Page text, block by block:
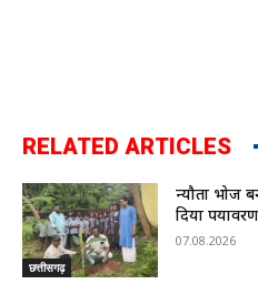
RELATED ARTICLES
छत्तीसगढ़
न्यौता भोज
दिया
07.08.2026